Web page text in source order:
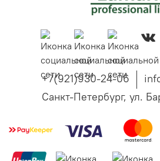
+7(921)930-24-06
Санкт-Петербург, ул.